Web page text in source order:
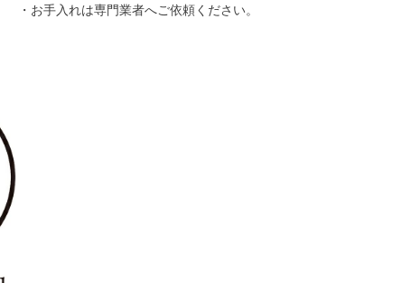
・お手入れは専門業者へご依頼ください。